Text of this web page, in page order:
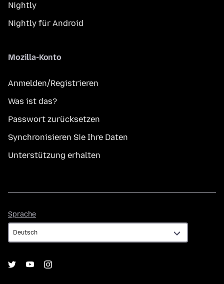
Nightly
Nightly für Android
Mozilla-Konto
Anmelden/Registrieren
Was ist das?
Passwort zurücksetzen
Synchronisieren Sie Ihre Daten
Unterstützung erhalten
Sprache